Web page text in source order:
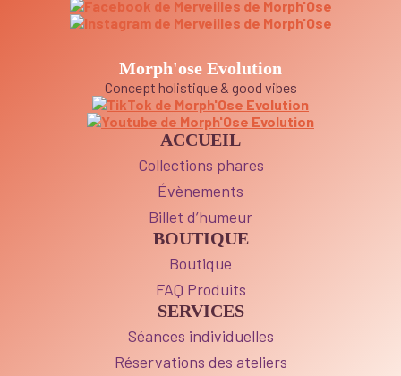
Morph'ose Evolution
Concept holistique & good vibes
ACCUEIL
Collections phares
Évènements
Billet d’humeur
BOUTIQUE
Boutique
FAQ Produits
SERVICES
Séances individuelles
Réservations des ateliers